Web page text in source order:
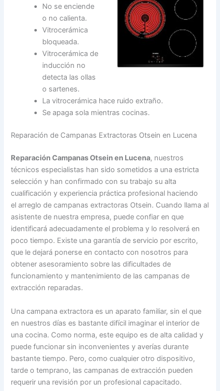
No se enciende
o no calienta.
Vitrocerámica
bloqueada.
Vitrocerámica de
inducción no
detecta las ollas
o sartenes.
La vitrocerámica hace ruido extraño.
Se apaga sola mientras cocinas.
Reparación de Campanas Extractoras Otsein en Lucena
Reparación Campanas Otsein en Lucena, nuestros
técnicos especialistas han sido sometidos a una estricta
selección y han confirmado con su trabajo su alta
cualificación y experiencia práctica profesional haciendo
el arreglo de campanas extractoras Otsein. Cuando llama al
asistente de nuestra empresa, puede confiar en que
identificará adecuadamente el problema y lo resolverá en
poco tiempo. Existe una garantía de servicio por escrito,
que le dejará ponerse en contacto con nosotros para
obtener asesoramiento sobre las dificultades de
funcionamiento y mantenimiento de las campanas de
extracción reparadas.
Una campana extractora es un aparato familiar, sin el que
en nuestros días es bastante difícil imaginar el interior de
una cocina. Como norma, este equipo es de alta calidad y
puede funcionar sin inconvenientes y averías durante
bastante tiempo. Pero, como cualquier otro dispositivo,
tarde o temprano, las campanas de extracción pueden
requerir una revisión por un profesional capacitado.